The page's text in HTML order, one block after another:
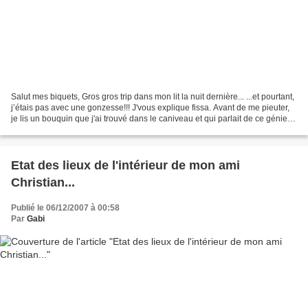
Salut mes biquets, Gros gros trip dans mon lit la nuit dernière... ...et pourtant,
j’étais pas avec une gonzesse!!! J'vous explique fissa. Avant de me pieuter,
je lis un bouquin que j'ai trouvé dans le caniveau et qui parlait de ce génie
Etat des lieux de l'intérieur de mon ami
Christian...
Publié le 06/12/2007 à 00:58
Par Gabi